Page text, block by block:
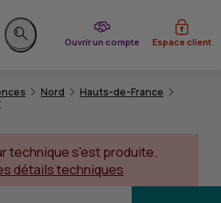
Rechercher sur le site
Ouvrir un compte
du CIC Espace client
Nord
Hauts-de-France
technique s'est produite.
détails techniques